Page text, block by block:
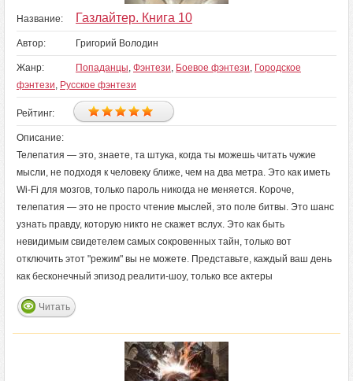
Название: Газлайтер. Книга 10
Автор: Григорий Володин
Жанр: Попаданцы, Фэнтези, Боевое фэнтези, Городское
фэнтези, Русское фэнтези
Рейтинг:
Описание:
Телепатия — это, знаете, та штука, когда ты можешь читать чужие
мысли, не подходя к человеку ближе, чем на два метра. Это как иметь
Wi-Fi для мозгов, только пароль никогда не меняется. Короче,
телепатия — это не просто чтение мыслей, это поле битвы. Это шанс
узнать правду, которую никто не скажет вслух. Это как быть
невидимым свидетелем самых сокровенных тайн, только вот
отключить этот "режим" вы не можете. Представьте, каждый ваш день
как бесконечный эпизод реалити-шоу, только все актеры
Читать